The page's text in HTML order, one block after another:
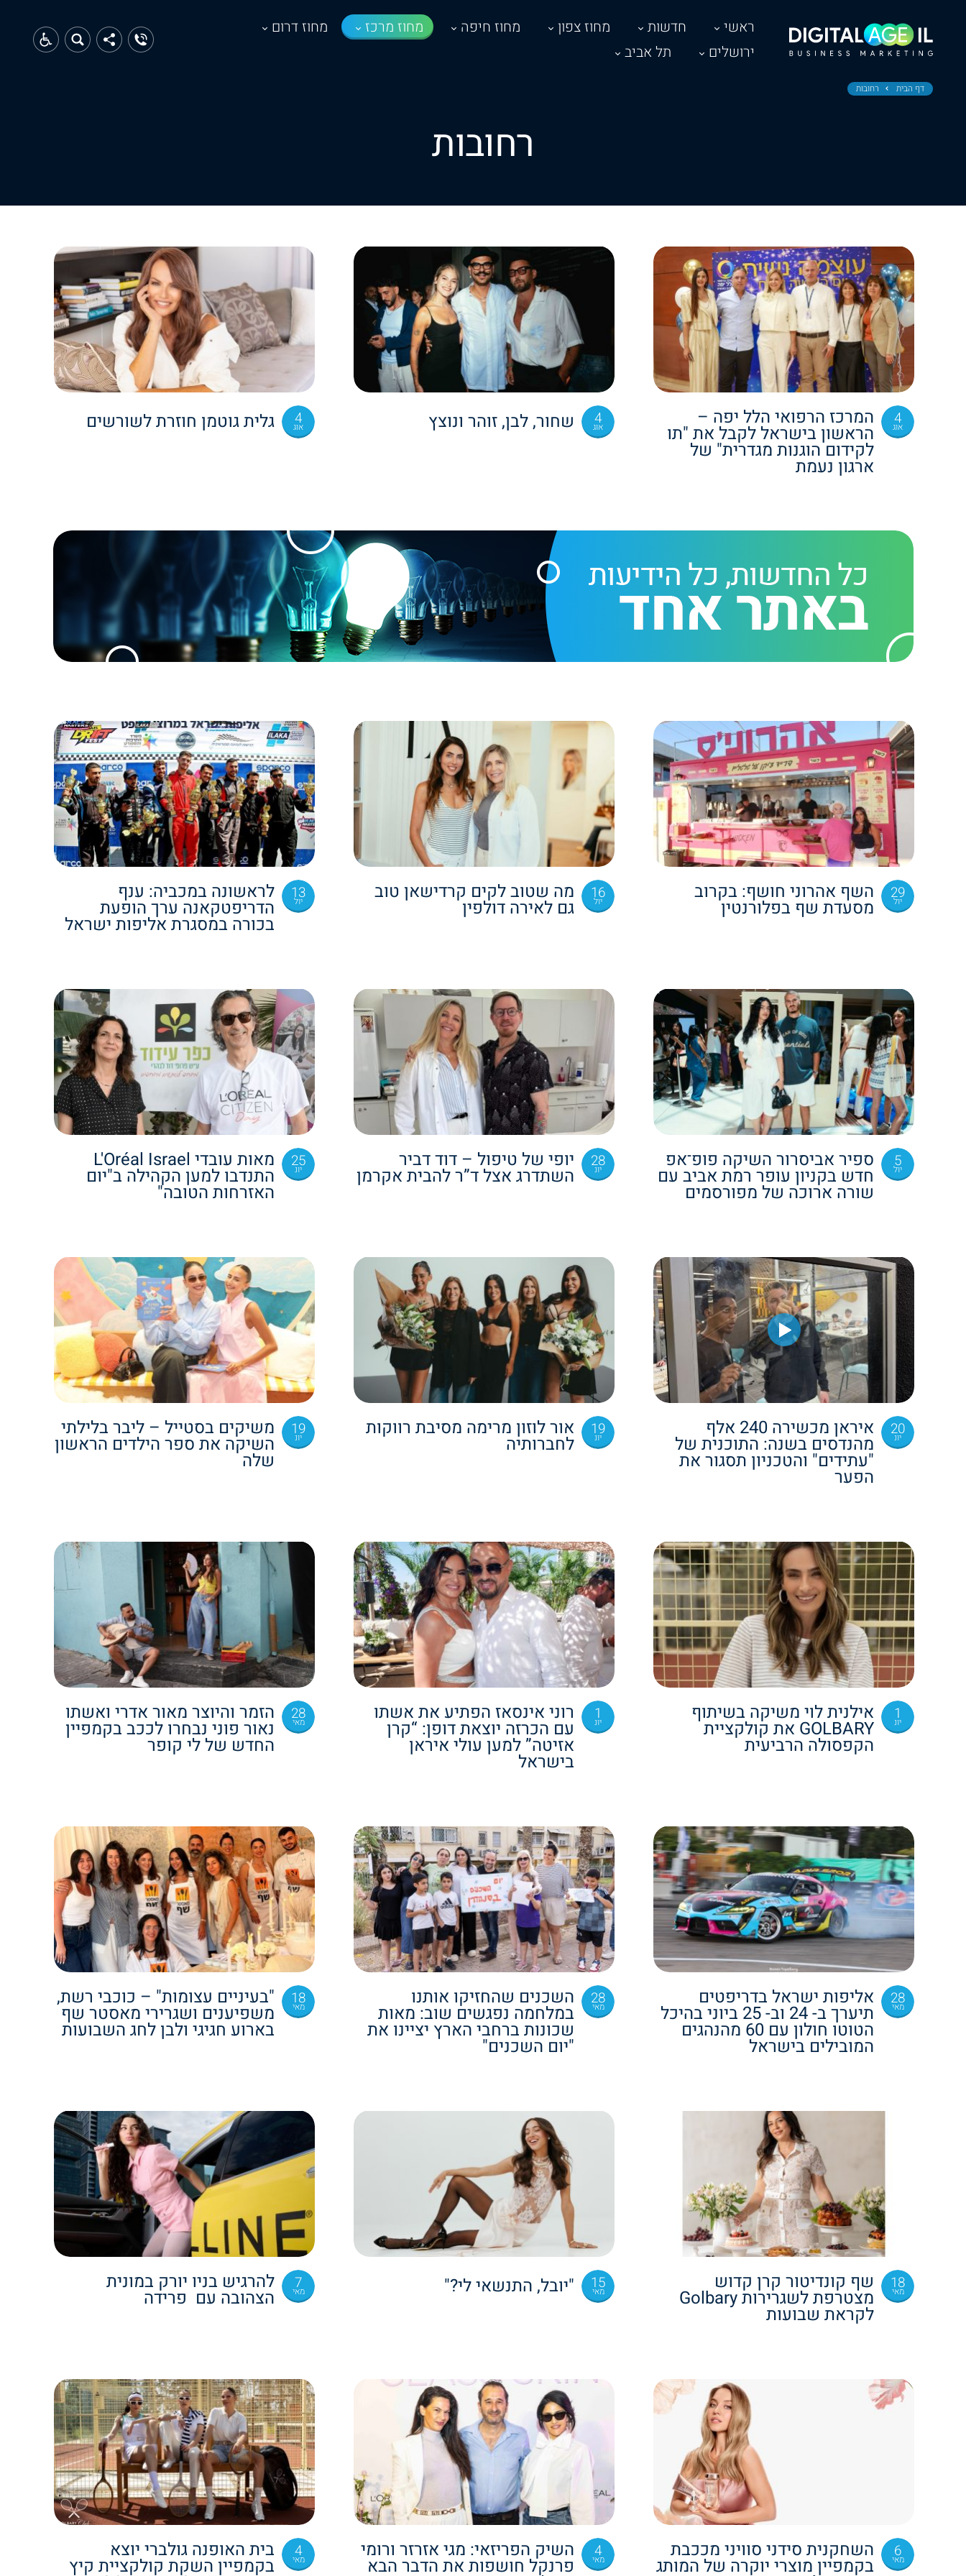
ראשי חדשות מחוז צפון מחוז חיפה מחוז מרכז
מחוז דרום
ירושלים
תל אביב
דף הבית רחובות
רחובות
4
אוג המרכז הרפואי הלל יפה –
הראשון בישראל לקבל את "תו
לקידום הוגנות מגדרית" של
ארגון נעמת
4
אוג שחור, לבן, זוהר ונוצץ 4
אוג גלית גוטמן חוזרת לשורשים
29
יול השף אהרוני חושף: בקרוב
מסעדת שף בפלורנטין
16
יול מה שטוב לקים קרדישאן טוב
גם לאירה דולפין
13
יול לראשונה במכביה: ענף
הדריפטקאנה ערך הופעת
בכורה במסגרת אליפות ישראל
5
יול ספיר אביסרור השיקה פופ־אפ
חדש בקניון עופר רמת אביב עם
שורה ארוכה של מפורסמים
28
יונ יופי של טיפול – דוד דביר
השתדרג אצל ד”ר להבית אקרמן
25
יונ מאות עובדי L'Oréal Israel
התנדבו למען הקהילה ב"יום
האזרחות הטובה"
20
יונ איראן מכשירה 240 אלף
מהנדסים בשנה: התוכנית של
"עתידים" והטכניון תסגור את
הפער
19
יונ אור לוזון מרימה מסיבת רווקות
לחברותיה
19
יונ משיקים בסטייל – ליבר בלילתי
השיקה את ספר הילדים הראשון
שלה
1
יונ אילנית לוי משיקה בשיתוף
GOLBARY את קולקציית
הקפסולה הרביעית
1
יונ רוני אינסאז הפתיע את אשתו
עם הכרזה יוצאת דופן: “קרן
אזיטה” למען עולי איראן
בישראל
28
מאי הזמר והיוצר מאור אדרי ואשתו
נאור פוני נבחרו לככב בקמפיין
החדש של לי קופר
28
מאי אליפות ישראל בדריפטים
תיערך ב- 24 וב- 25 ביוני בהיכל
הטוטו חולון עם 60 מהנהגים
המובילים בישראל
28
מאי השכנים שהחזיקו אותנו
במלחמה נפגשים שוב: מאות
שכונות ברחבי הארץ יציינו את
"יום השכנים"
18
מאי "בעיניים עצומות" – כוכבי רשת,
משפיענים ושגרירי מאסטר שף
בארוע חגיגי ולבן לחג השבועות
18
מאי שף קונדיטור קרן קדוש
מצטרפת לשגרירות Golbary
לקראת שבועות
15
מאי "יובל, התנשאי לי?" 7
מאי להרגיש בניו יורק במונית
הצהובה עם פרידה
6
מאי השחקנית סידני סוויני מככבת
בקמפיין מוצרי יוקרה של המותג
4
מאי השיק הפריזאי: מגי אזרזר ורומי
פרנקל חושפות את הדבר הבא
4
מאי בית האופנה גולברי יוצא
בקמפיין השקת קולקציית קיץ